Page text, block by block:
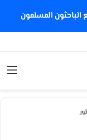
الباحثون المسلمون